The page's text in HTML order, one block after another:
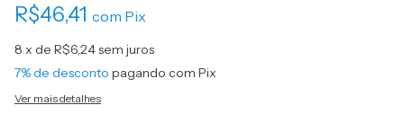
R$46,41 com Pix
8 x de R$6,24sem juros
7% de desconto pagando com Pix
Ver mais detalhes